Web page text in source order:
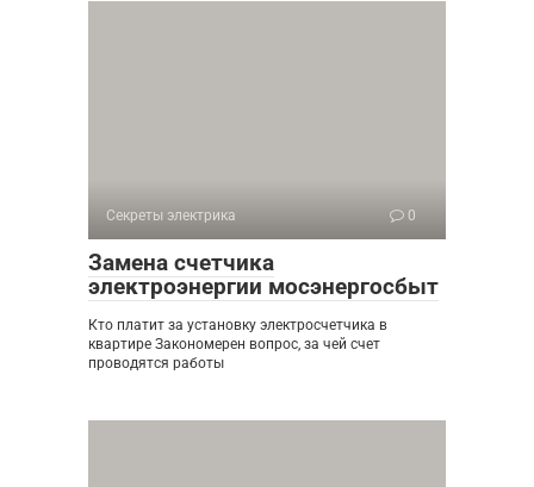
Секреты электрика 0
Замена счетчика
электроэнергии мосэнергосбыт
Кто платит за установку электросчетчика в
квартире Закономерен вопрос, за чей счет
проводятся работы